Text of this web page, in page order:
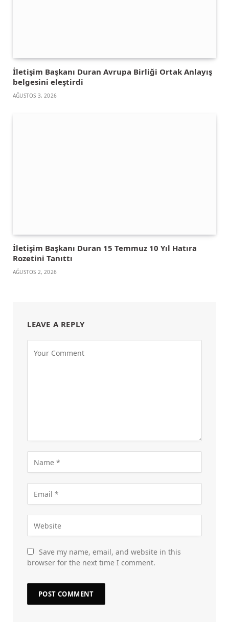
İletişim Başkanı Duran Avrupa Birliği Ortak Anlayış
belgesini eleştirdi
AĞUSTOS 3, 2026
İletişim Başkanı Duran 15 Temmuz 10 Yıl Hatıra
Rozetini Tanıttı
AĞUSTOS 2, 2026
LEAVE A REPLY
Save my name, email, and website in this
browser for the next time I comment.